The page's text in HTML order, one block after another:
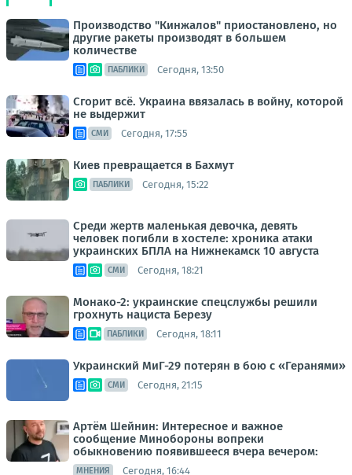
Производство "Кинжалов" приостановлено, но
другие ракеты производят в большем
количестве
ПАБЛИКИ Сегодня, 13:50
Сгорит всё. Украина ввязалась в войну, которой
не выдержит
СМИ Сегодня, 17:55
Киев превращается в Бахмут
ПАБЛИКИ Сегодня, 15:22
Среди жертв маленькая девочка, девять
человек погибли в хостеле: хроника атаки
украинских БПЛА на Нижнекамск 10 августа
СМИ Сегодня, 18:21
Монако-2: украинские спецслужбы решили
грохнуть нациста Березу
ПАБЛИКИ Сегодня, 18:11
Украинский МиГ-29 потерян в бою с «Геранями»
СМИ Сегодня, 21:15
Артём Шейнин: Интересное и важное
сообщение Минобороны вопреки
обыкновению появившееся вчера вечером:
МНЕНИЯ Сегодня, 16:44